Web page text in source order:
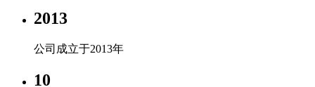
2013
公司成立于2013年
10